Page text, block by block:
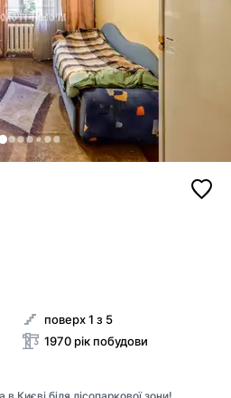
поверх 1 з 5
1970 рік побудови